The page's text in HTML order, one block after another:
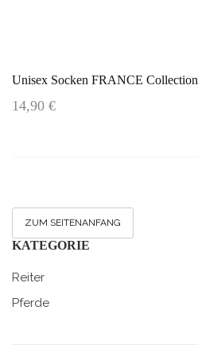
KATEGORIE
Reiter
Pferde
Unisex Socken FRANCE Collection
14,90 €
ZUM SEITENANFANG